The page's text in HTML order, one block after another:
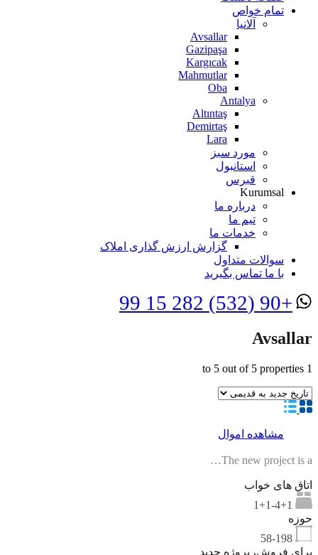
تمام خواص
آلانیا
Avsallar
Gazipaşa
Kargıcak
Mahmutlar
Oba
Antalya
Altıntaş
Demirtaş
Lara
مورد سبز
استانبول
قبرس
Kurumsal
درباره ما
تیم ما
خدمات ما
گزارش ارزش گذاری املاک
سوالات متداول
با ما تماس بگیرید
+90 (532) 282 15 99
Avsallar
1
to 5 out of 5 properties
مشاهده اموال
The new project is a…
اتاق های خواب
1+1-4+1
حوزه
58-198
برای فروش، پروژه جدید